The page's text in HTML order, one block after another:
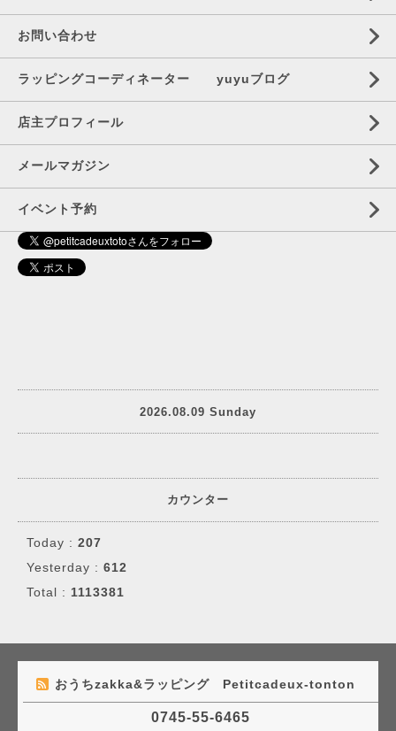
お問い合わせ
ラッピングコーディネーター yuyuブログ
店主プロフィール
メールマガジン
イベント予約
2026.08.09 Sunday
カウンター
Today : 207
Yesterday : 612
Total : 1113381
おうちzakka&ラッピング Petitcadeux-tonton
0745-55-6465